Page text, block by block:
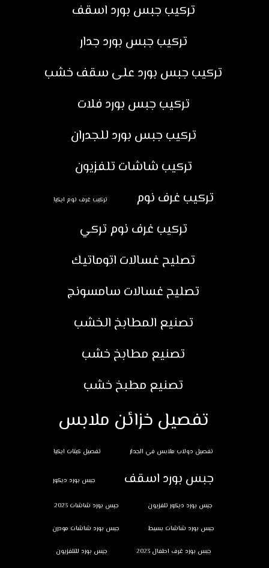
تركيب جبس بورد اسقف
تركيب جبس بورد جدار
تركيب جبس بورد على سقف خشب
تركيب جبس بورد فلات
تركيب جبس بورد للجدران
تركيب شاشات تلفزيون
تركيب غرف نوم
تركيب غرف نوم ايكيا
تركيب غرف نوم تركي
تصليح غسالات اتوماتيك
تصليح غسالات سامسونج
تصنيع المطابخ الخشب
تصنيع مطابخ خشب
تصنيع مطبخ خشب
تفصيل خزائن ملابس
تفصيل دولاب ملابس في الجدار تفصيل كبتات ايكيا
جبس بورد اسقف جبس بورد ديكور
جبس بورد ديكور تلفزيون جبس بورد شاشات 2023
جبس بورد شاشات بسيط جبس بورد شاشات مودرن
جبس بورد غرف اطفال 2023 جبس بورد للتلفزيون